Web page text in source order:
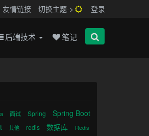
友情链接 切换主题-> 登录
后端技术 笔记
面试 Spring
Spring Boot
其他 redis 数据库
Redis